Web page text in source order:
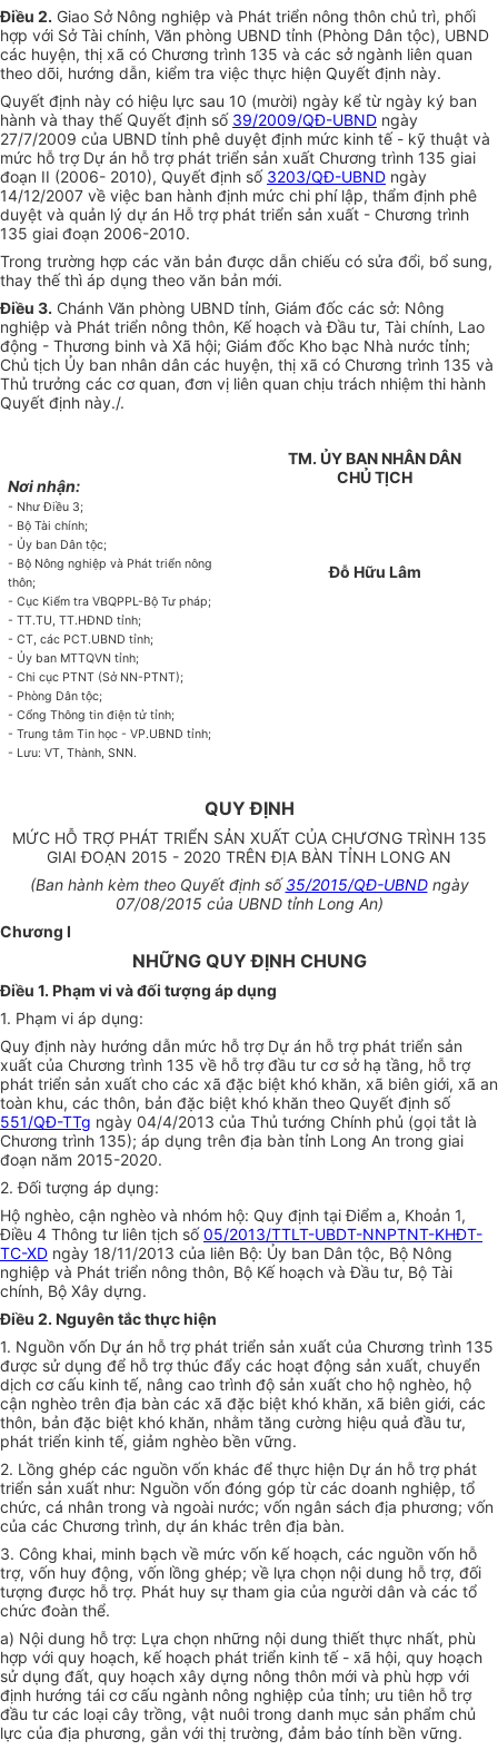
Điều 2. Giao Sở Nông nghiệp và Phát triển nông thôn chủ trì, phối
hợp với Sở Tài chính, Văn phòng UBND tỉnh (Phòng Dân tộc), UBND
các huyện, thị xã có Chương trình 135 và các sở ngành liên quan
theo dõi, hướng dẫn, kiểm tra việc thực hiện Quyết định này.
Quyết định này có hiệu lực sau 10 (mười) ngày kể từ ngày ký ban
hành và thay thế Quyết định số 39/2009/QĐ-UBND ngày
27/7/2009 của UBND tỉnh phê duyệt định mức kinh tế - kỹ thuật và
mức hỗ trợ Dự án hỗ trợ phát triển sản xuất Chương trình 135 giai
đoạn II (2006- 2010), Quyết định số 3203/QĐ-UBND ngày
14/12/2007 về việc ban hành định mức chi phí lập, thẩm định phê
duyệt và quản lý dự án Hỗ trợ phát triển sản xuất - Chương trình
135 giai đoạn 2006-2010.
Trong trường hợp các văn bản được dẫn chiếu có sửa đổi, bổ sung,
thay thế thì áp dụng theo văn bản mới.
Điều 3. Chánh Văn phòng UBND tỉnh, Giám đốc các sở: Nông
nghiệp và Phát triển nông thôn, Kế hoạch và Đầu tư, Tài chính, Lao
động - Thương binh và Xã hội; Giám đốc Kho bạc Nhà nước tỉnh;
Chủ tịch Ủy ban nhân dân các huyện, thị xã có Chương trình 135 và
Thủ trưởng các cơ quan, đơn vị liên quan chịu trách nhiệm thi hành
Quyết định này./.
Nơi nhận:
- Như Điều 3;
- Bộ Tài chính;
- Ủy ban Dân tộc;
- Bộ Nông nghiệp và Phát triển nông
thôn;
- Cục Kiểm tra VBQPPL-Bộ Tư pháp;
- TT.TU, TT.HĐND tỉnh;
- CT, các PCT.UBND tỉnh;
- Ủy ban MTTQVN tỉnh;
- Chi cục PTNT (Sở NN-PTNT);
- Phòng Dân tộc;
- Cổng Thông tin điện tử tỉnh;
- Trung tâm Tin học - VP.UBND tỉnh;
- Lưu: VT, Thành, SNN.
TM. ỦY BAN NHÂN DÂN
CHỦ TỊCH
Đỗ Hữu Lâm
QUY ĐỊNH
MỨC HỖ TRỢ PHÁT TRIỂN SẢN XUẤT CỦA CHƯƠNG TRÌNH 135
GIAI ĐOẠN 2015 - 2020 TRÊN ĐỊA BÀN TỈNH LONG AN
(Ban hành kèm theo Quyết định số35/2015/QĐ-UBNDngày
07/08/2015 của UBND tỉnh Long An)
Chương I
NHỮNG QUY ĐỊNH CHUNG
Điều 1. Phạm vi và đối tượng áp dụng
1. Phạm vi áp dụng:
Quy định này hướng dẫn mức hỗ trợ Dự án hỗ trợ phát triển sản
xuất của Chương trình 135 về hỗ trợ đầu tư cơ sở hạ tầng, hỗ trợ
phát triển sản xuất cho các xã đặc biệt khó khăn, xã biên giới, xã an
toàn khu, các thôn, bản đặc biệt khó khăn theo Quyết định số
551/QĐ-TTg ngày 04/4/2013 của Thủ tướng Chính phủ (gọi tắt là
Chương trình 135); áp dụng trên địa bàn tỉnh Long An trong giai
đoạn năm 2015-2020.
2. Đối tượng áp dụng:
Hộ nghèo, cận nghèo và nhóm hộ: Quy định tại Điểm a, Khoản 1,
Điều 4 Thông tư liên tịch số05/2013/TTLT-UBDT-NNPTNT-KHĐT-
TC-XD ngày 18/11/2013 của liên Bộ: Ủy ban Dân tộc, Bộ Nông
nghiệp và Phát triển nông thôn, Bộ Kế hoạch và Đầu tư, Bộ Tài
chính, Bộ Xây dựng.
Điều 2. Nguyên tắc thực hiện
1. Nguồn vốn Dự án hỗ trợ phát triển sản xuất của Chương trình 135
được sử dụng để hỗ trợ thúc đẩy các hoạt động sản xuất, chuyển
dịch cơ cấu kinh tế, nâng cao trình độ sản xuất cho hộ nghèo, hộ
cận nghèo trên địa bàn các xã đặc biệt khó khăn, xã biên giới, các
thôn, bản đặc biệt khó khăn, nhằm tăng cường hiệu quả đầu tư,
phát triển kinh tế, giảm nghèo bền vững.
2. Lồng ghép các nguồn vốn khác để thực hiện Dự án hỗ trợ phát
triển sản xuất như: Nguồn vốn đóng góp từ các doanh nghiệp, tổ
chức, cá nhân trong và ngoài nước; vốn ngân sách địa phương; vốn
của các Chương trình, dự án khác trên địa bàn.
3. Công khai, minh bạch về mức vốn kế hoạch, các nguồn vốn hỗ
trợ, vốn huy động, vốn lồng ghép; về lựa chọn nội dung hỗ trợ, đối
tượng được hỗ trợ. Phát huy sự tham gia của người dân và các tổ
chức đoàn thể.
a) Nội dung hỗ trợ: Lựa chọn những nội dung thiết thực nhất, phù
hợp với quy hoạch, kế hoạch phát triển kinh tế - xã hội, quy hoạch
sử dụng đất, quy hoạch xây dựng nông thôn mới và phù hợp với
định hướng tái cơ cấu ngành nông nghiệp của tỉnh; ưu tiên hỗ trợ
đầu tư các loại cây trồng, vật nuôi trong danh mục sản phẩm chủ
lực của địa phương, gắn với thị trường, đảm bảo tính bền vững.